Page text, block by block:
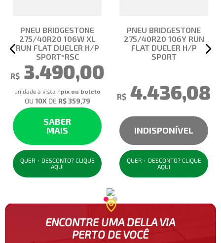
PNEU BRIDGESTONE
275/40R20 106W XL
RUN FLAT DUELER H/P
SPORT*RSC
R$ 3.490,00
unidade à vista no pix
OU10X DE R$ 359,79
SABER
MAIS
QUER + DESCONTO? CLIQUE
AQUI
PNEU BRIDGESTONE
275/40R20 106Y RUN
FLAT DUELER H/P
SPORT
R$ 4.436,08
INDISPONÍVEL
QUER + DESCONTO? CLIQUE
AQUI
ENCONTRE UMA DELLA VIA
PERTO DE VOCÊ